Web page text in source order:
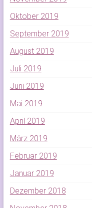
Oktober 2019
September 2019
August 2019
Juli 2019
Juni 2019
Mai 2019
April 2019
März 2019
Februar 2019
Januar 2019
Dezember 2018